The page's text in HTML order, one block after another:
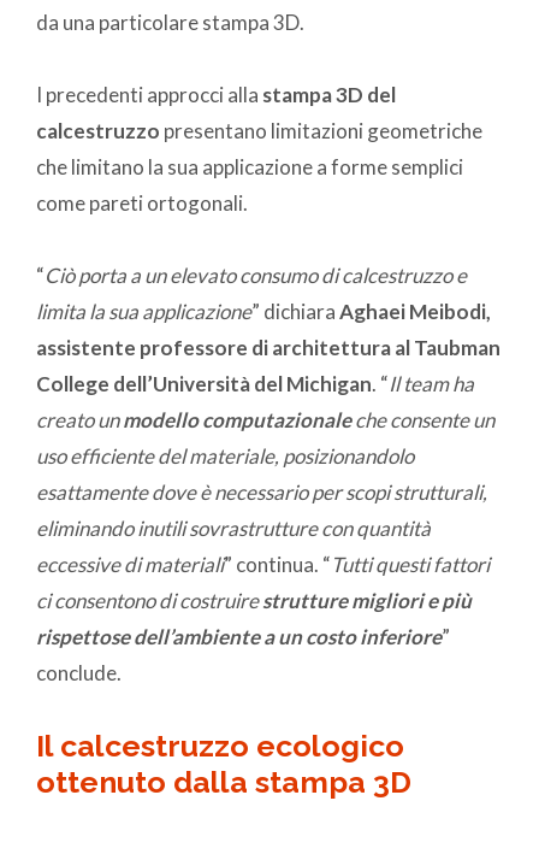
da una particolare stampa 3D.
I precedenti approcci alla stampa 3D del
calcestruzzo presentano limitazioni geometriche
che limitano la sua applicazione a forme semplici
come pareti ortogonali.
“Ciò porta a un elevato consumo di calcestruzzo e
limita la sua applicazione” dichiaraAghaei Meibodi,
assistente professore di architettura al Taubman
College dell’Università del Michigan. “Il team ha
creato unmodello computazionaleche consente un
uso efficiente del materiale, posizionandolo
esattamente dove è necessario per scopi strutturali,
eliminando inutili sovrastrutture con quantità
eccessive di materiali” continua. “Tutti questi fattori
ci consentono di costruirestrutture migliori e più
rispettose dell’ambiente a un costo inferiore”
conclude.
Il calcestruzzo ecologico
ottenuto dalla stampa 3D